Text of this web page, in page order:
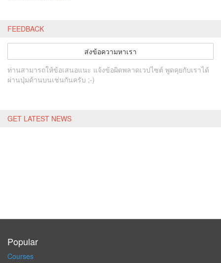
FEEDBACK
ส่งข้อความหาเรา
ท่านสามารถให้ข้อเสนอแนะ แจ้งข้อผิดพลาดเวปไซต์ พูดคุยกับเราได้
ผ่านปุ่มด้านบนเช่นกันครับ ;-)
GET LATEST NEWS
Popular
Courses